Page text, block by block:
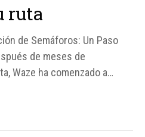
ruta
de Semáforos: Un Paso
de meses de
Waze ha comenzado a
de semáforos en la ruta.